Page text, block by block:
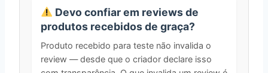
Devo confiar em reviews de
produtos recebidos de graça?
Produto recebido para teste não invalida o
review — desde que o criador declare isso